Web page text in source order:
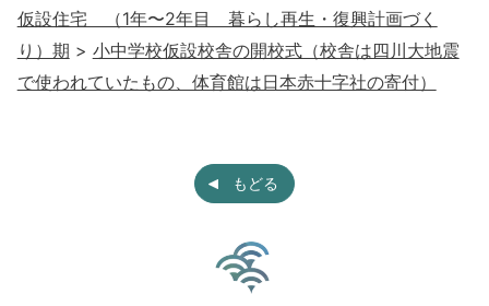
仮設住宅 （1年〜2年目 暮らし再生・復興計画づく
り）期 > 小中学校仮設校舎の開校式（校舎は四川大地震
で使われていたもの、体育館は日本赤十字社の寄付）
もどる